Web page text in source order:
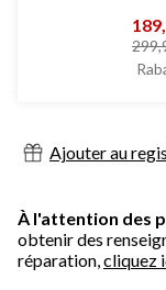
Ajouter au
À l'attention des
obtenir des
réparation,cliquez